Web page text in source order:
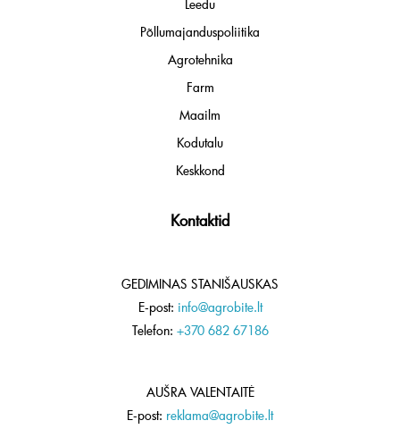
Leedu
Põllumajanduspoliitika
Agrotehnika
Farm
Maailm
Kodutalu
Keskkond
Kontaktid
GEDIMINAS STANIŠAUSKAS
E-post: info@agrobite.lt
Telefon: +370 682 67186
AUŠRA VALENTAITĖ
E-post: reklama@agrobite.lt